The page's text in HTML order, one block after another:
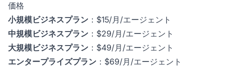
価格
小規模ビジネスプラン ：$15/月/エージェント
中規模ビジネスプラン ：$29/月/エージェント
大規模ビジネスプラン ：$49/月/エージェント
エンタープライズプラン ：$69/月/エージェント